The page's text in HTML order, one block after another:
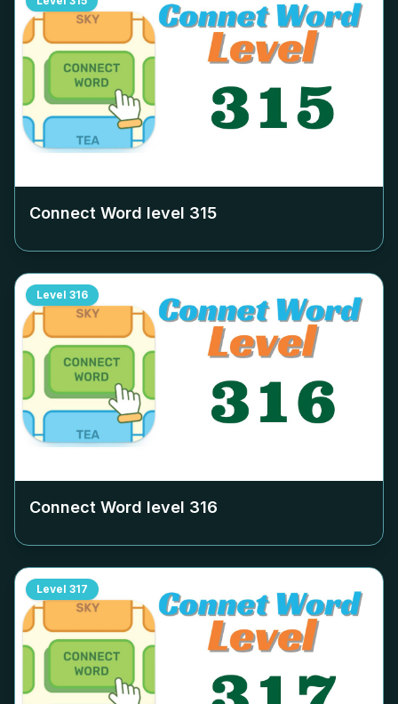
Connect Word level 315
Level 316
Connect Word level 316
Level 317